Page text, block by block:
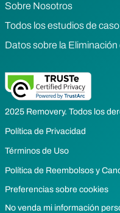
Sobre Nosotros
Todos los estudios de caso
Datos sobre la
2025 Removery. Todos los
Política de Privacidad
Términos de Uso
Política de Reembolsos y
Preferencias sobre cookies
No venda mi información